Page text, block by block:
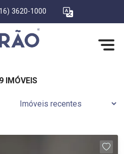
3620-1000
IMÓVEIS